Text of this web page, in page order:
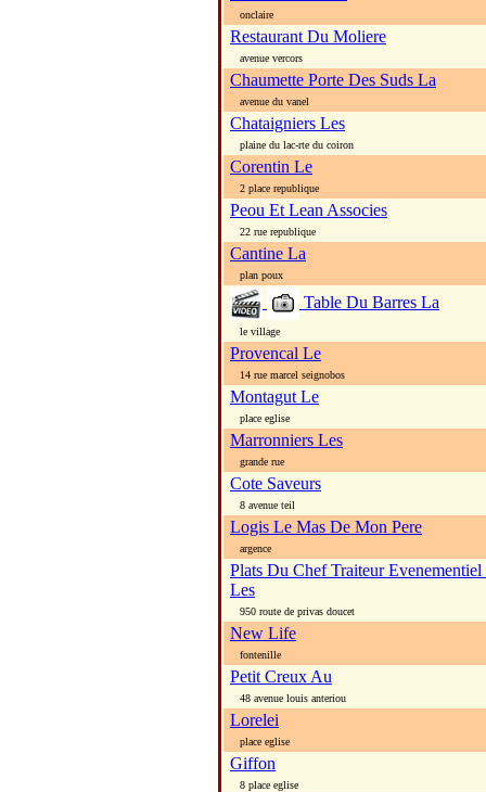
onclaire
Restaurant Du Moliere
avenue vercors
Chaumette Porte Des Suds La
avenue du vanel
Chataigniers Les
plaine du lac-rte du coiron
Corentin Le
2 place republique
Peou Et Lean Associes
22 rue republique
Cantine La
plan poux
Table Du Barres La
le village
Provencal Le
14 rue marcel seignobos
Montagut Le
place eglise
Marronniers Les
grande rue
Cote Saveurs
8 avenue teil
Logis Le Mas De Mon Pere
argence
Plats Du Chef Traiteur
Les
950 route de privas doucet
New Life
fontenille
Petit Creux Au
48 avenue louis anteriou
Lorelei
place eglise
Giffon
8 place eglise